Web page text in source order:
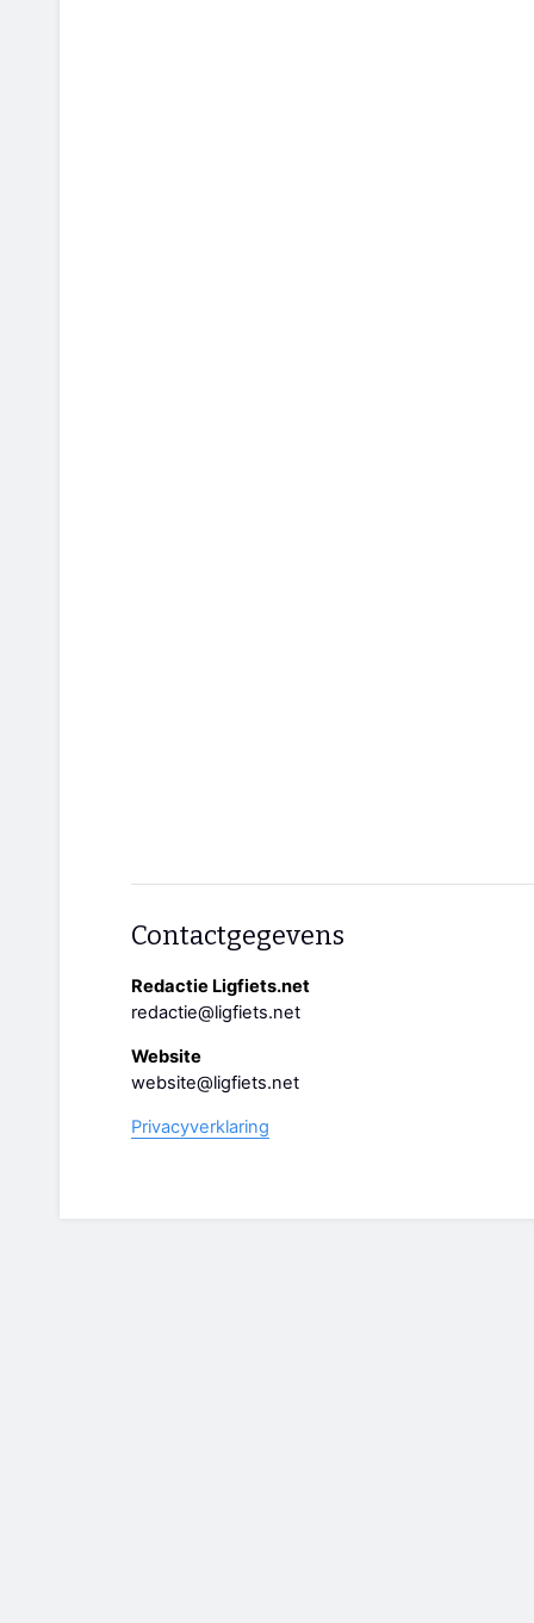
Contactgegevens
Redactie Ligfiets.net
redactie@ligfiets.net
Website
website@ligfiets.net
Privacyverklaring